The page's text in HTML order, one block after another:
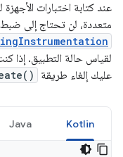
متعددة، لن تحتاج إلى
لقياس حالة التطبيق. إذا
عليك إلغاء طريقة
Kotlin
Java